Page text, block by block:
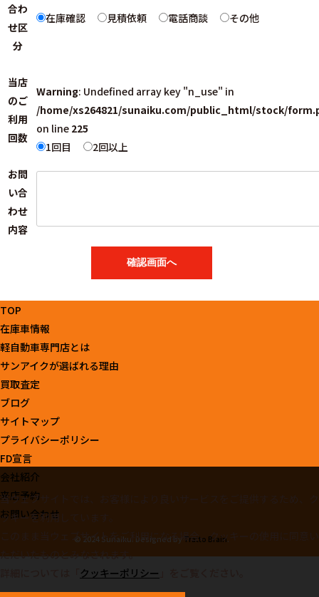
合わ
せ区
分
在庫確認 見積依頼 電話商談 その他
当店
のご
利用
回数
Warning: Undefined array key "n_use" in
/home/xs264821/sunaiku.com/public_html/stock/
on line 225
1回目
2回以上
お問
い合
わせ
内容
TOP
在庫車情報
軽自動車専門店とは
サンアイクが選ばれる理由
買取査定
ブログ
サイトマップ
プライバシーポリシー
FD宣言
会社紹介
来店予約
お問い合わせ
© 2024 Sunaiku. Designed by Tratto Brain.
当ウェブサイトでは、お客様により良いサービスをご提供するため、ク
ッキーを利用しています。
このまま当ウェブサイトをご利用になる場合、クッキーの使用に同意い
ただいたものとみなされます。
クッキーポリシー